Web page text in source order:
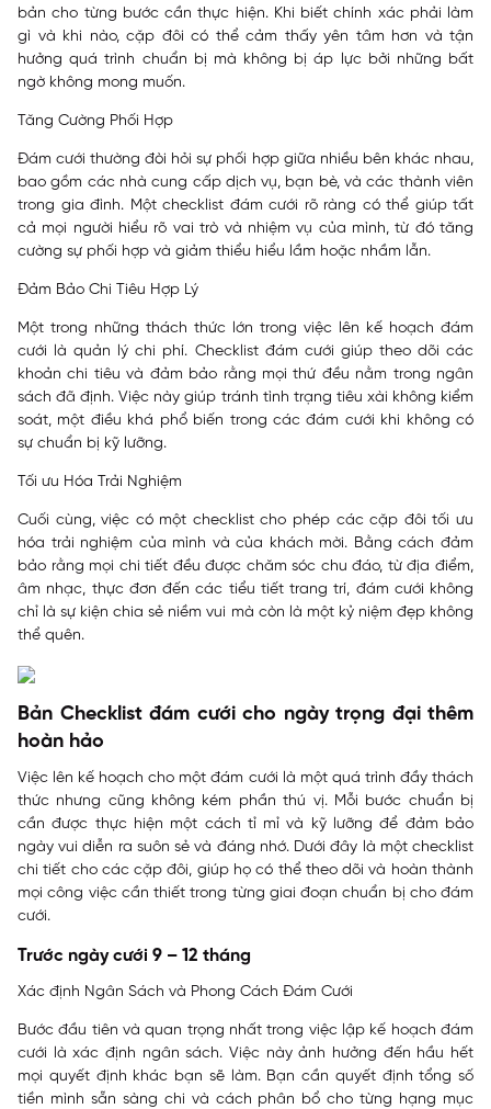
bản cho từng bước cần thực hiện. Khi biết chính xác phải làm
gì và khi nào, cặp đôi có thể cảm thấy yên tâm hơn và tận
hưởng quá trình chuẩn bị mà không bị áp lực bởi những bất
ngờ không mong muốn.
Tăng Cường Phối Hợp
Đám cưới thường đòi hỏi sự phối hợp giữa nhiều bên khác nhau,
bao gồm các nhà cung cấp dịch vụ, bạn bè, và các thành viên
trong gia đình. Một checklist đám cưới rõ ràng có thể giúp tất
cả mọi người hiểu rõ vai trò và nhiệm vụ của mình, từ đó tăng
cường sự phối hợp và giảm thiểu hiểu lầm hoặc nhầm lẫn.
Đảm Bảo Chi Tiêu Hợp Lý
Một trong những thách thức lớn trong việc lên kế hoạch đám
cưới là quản lý chi phí. Checklist đám cưới giúp theo dõi các
khoản chi tiêu và đảm bảo rằng mọi thứ đều nằm trong ngân
sách đã định. Việc này giúp tránh tình trạng tiêu xài không kiểm
soát, một điều khá phổ biến trong các đám cưới khi không có
sự chuẩn bị kỹ lưỡng.
Tối ưu Hóa Trải Nghiệm
Cuối cùng, việc có một checklist cho phép các cặp đôi tối ưu
hóa trải nghiệm của mình và của khách mời. Bằng cách đảm
bảo rằng mọi chi tiết đều được chăm sóc chu đáo, từ địa điểm,
âm nhạc, thực đơn đến các tiểu tiết trang trí, đám cưới không
chỉ là sự kiện chia sẻ niềm vui mà còn là một kỷ niệm đẹp không
thể quên.
Bản Checklist đám cưới cho ngày trọng đại thêm
hoàn hảo
Việc lên kế hoạch cho một đám cưới là một quá trình đầy thách
thức nhưng cũng không kém phần thú vị. Mỗi bước chuẩn bị
cần được thực hiện một cách tỉ mỉ và kỹ lưỡng để đảm bảo
ngày vui diễn ra suôn sẻ và đáng nhớ. Dưới đây là một checklist
chi tiết cho các cặp đôi, giúp họ có thể theo dõi và hoàn thành
mọi công việc cần thiết trong từng giai đoạn chuẩn bị cho đám
cưới.
Trước ngày cưới 9 – 12 tháng
Xác định Ngân Sách và Phong Cách Đám Cưới
Bước đầu tiên và quan trọng nhất trong việc lập kế hoạch đám
cưới là xác định ngân sách. Việc này ảnh hưởng đến hầu hết
mọi quyết định khác bạn sẽ làm. Bạn cần quyết định tổng số
tiền mình sẵn sàng chi và cách phân bổ cho từng hạng mục